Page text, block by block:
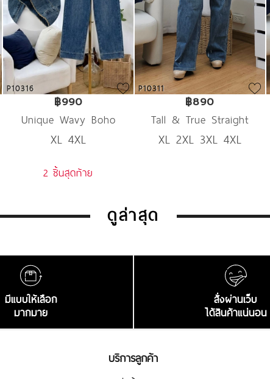
P10316
฿990
Unique Wavy Boho
Denim
XL 4XL
2 ชิ้นสุดท้าย
P10311
฿890
Tall & True Straight
Denim
XL 2XL 3XL 4XL
ดูล่าสุด
มีแบบให้เลือก
มากมาย
สั่งผ่านเว็บ
ได้สินค้าแน่นอน
บริการลูกค้า